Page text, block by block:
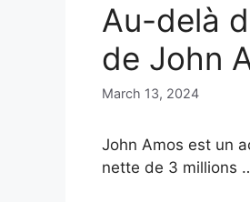
Au-delà
de John
March 13, 2024
John Amos est un
nette de 3 millions